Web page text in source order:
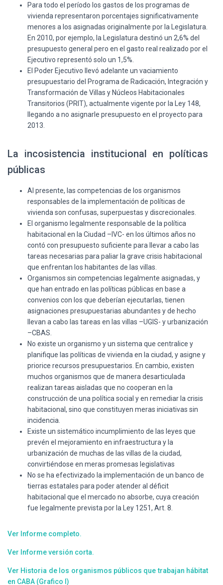
Para todo el período los gastos de los programas de
vivienda representaron porcentajes significativamente
menores a los asignadas originalmente por la Legislatura.
En 2010, por ejemplo, la Legislatura destinó un 2,6% del
presupuesto general pero en el gasto real realizado por el
Ejecutivo representó solo un 1,5%.
El Poder Ejecutivo llevó adelante un vaciamiento
presupuestario del Programa de Radicación, Integración y
Transformación de Villas y Núcleos Habitacionales
Transitorios (PRIT), actualmente vigente por la Ley 148,
llegando a no asignarle presupuesto en el proyecto para
2013.
La incosistencia institucional en políticas
públicas
Al presente, las competencias de los organismos
responsables de la implementación de políticas de
vivienda son confusas, superpuestas y discrecionales.
El organismo legalmente responsable de la política
habitacional en la Ciudad –IVC- en los últimos años no
contó con presupuesto suficiente para llevar a cabo las
tareas necesarias para paliar la grave crisis habitacional
que enfrentan los habitantes de las villas.
Organismos sin competencias legalmente asignadas, y
que han entrado en las políticas públicas en base a
convenios con los que deberían ejecutarlas, tienen
asignaciones presupuestarias abundantes y de hecho
llevan a cabo las tareas en las villas –UGIS- y urbanización
–CBAS.
No existe un organismo y un sistema que centralice y
planifique las políticas de vivienda en la ciudad, y asigne y
priorice recursos presupuestarios. En cambio, existen
muchos organismos que de manera desarticulada
realizan tareas aisladas que no cooperan en la
construcción de una política social y en remediar la crisis
habitacional, sino que constituyen meras iniciativas sin
incidencia.
Existe un sistemático incumplimiento de las leyes que
prevén el mejoramiento en infraestructura y la
urbanización de muchas de las villas de la ciudad,
convirtiéndose en meras promesas legislativas
No se ha efectivizado la implementación de un banco de
tierras estatales para poder atender al déficit
habitacional que el mercado no absorbe, cuya creación
fue legalmente prevista por la Ley 1251, Art. 8.
Ver Informe completo.
Ver Informe versión corta.
Ver Historia de los organismos públicos que trabajan hábitat
en CABA (Grafico I)